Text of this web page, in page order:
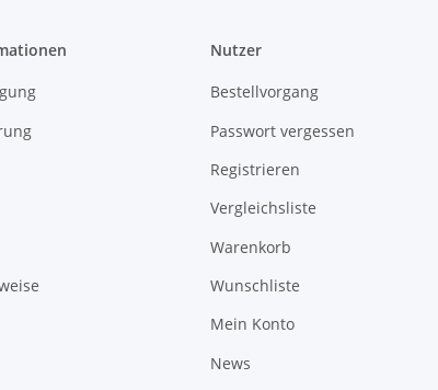
Nutzer
Bestellvorgang
Passwort vergessen
Registrieren
Vergleichsliste
Warenkorb
Wunschliste
Mein Konto
News